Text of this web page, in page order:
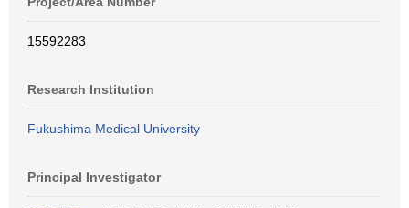
15592283
Research Institution
Fukushima Medical University
Principal Investigator